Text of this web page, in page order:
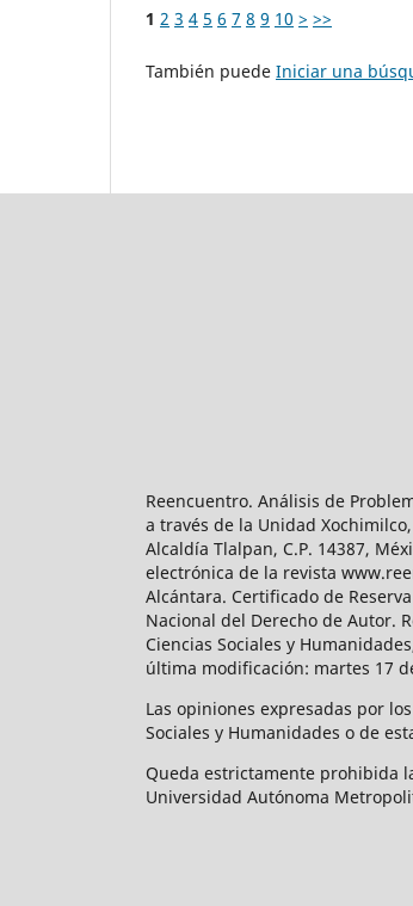
1 2 3 4 5 6 7 8 9 10 > >>
También puede Iniciar una
Reencuentro. Análisis de
a través de la Unidad
Alcaldía Tlalpan, C.P. 14387,
electrónica de la revista
Alcántara. Certificado de
Nacional del Derecho de Autor.
Ciencias Sociales y
última modificación: martes 17
Las opiniones expresadas por
Sociales y Humanidades o de
Queda estrictamente prohibida
Universidad Autónoma